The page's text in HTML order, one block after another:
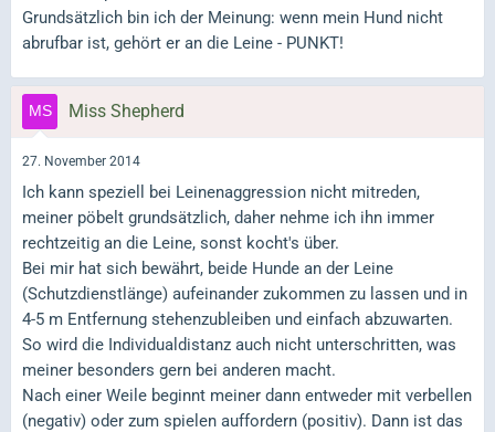
Grundsätzlich bin ich der Meinung: wenn mein Hund nicht
abrufbar ist, gehört er an die Leine - PUNKT!
Miss Shepherd
27. November 2014
Ich kann speziell bei Leinenaggression nicht mitreden,
meiner pöbelt grundsätzlich, daher nehme ich ihn immer
rechtzeitig an die Leine, sonst kocht's über.
Bei mir hat sich bewährt, beide Hunde an der Leine
(Schutzdienstlänge) aufeinander zukommen zu lassen und in
4-5 m Entfernung stehenzubleiben und einfach abzuwarten.
So wird die Individualdistanz auch nicht unterschritten, was
meiner besonders gern bei anderen macht.
Nach einer Weile beginnt meiner dann entweder mit verbellen
(negativ) oder zum spielen auffordern (positiv). Dann ist das